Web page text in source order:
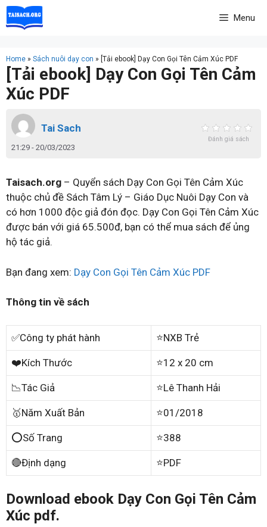
Skip
to
Menu
Home » Sách nuôi dạy con » [Tải ebook] Dạy Con Gọi Tên Cảm Xúc PDF
[Tải ebook] Dạy Con Gọi Tên Cảm
Xúc PDF
Tai Sach
21:29 - 20/03/2023
Đánh giá sách
Taisach.org – Quyển sách Dạy Con Gọi Tên Cảm Xúc
thuộc chủ đề Sách Tâm Lý – Giáo Dục Nuôi Dạy Con và
có hơn 1000 độc giả đón đọc. Dạy Con Gọi Tên Cảm Xúc
được bán với giá 65.500đ, bạn có thể mua sách để ủng
hộ tác giả.
Bạn đang xem: Dạy Con Gọi Tên Cảm Xúc PDF
Thông tin về sách
✅Công ty phát hành ⭐NXB Trẻ
❤️Kích Thước ⭐12 x 20 cm
📉Tác Giả ⭐Lê Thanh Hải
🥇Năm Xuất Bản ⭐01/2018
⭕Số Trang ⭐388
🔴Định dạng ⭐PDF
Download ebook Dạy Con Gọi Tên Cảm
Xúc pdf.